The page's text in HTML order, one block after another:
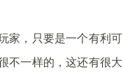
家，只要是一个有利可
不一样的，这还有很大